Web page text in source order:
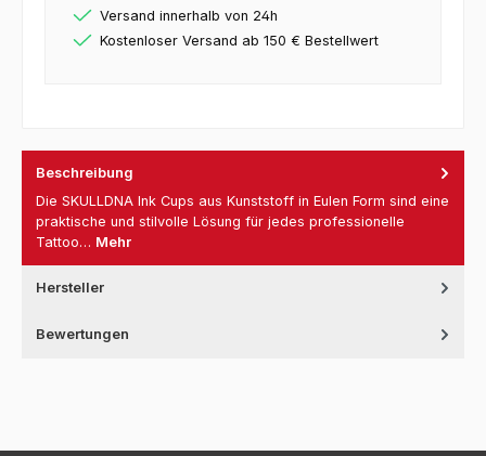
Versand innerhalb von 24h
Kostenloser Versand ab 150 € Bestellwert
Beschreibung
Die SKULLDNA Ink Cups aus Kunststoff in Eulen Form sind eine
praktische und stilvolle Lösung für jedes professionelle
Tattoo… Mehr
Hersteller
Bewertungen